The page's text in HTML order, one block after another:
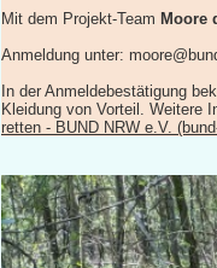
Mit dem Projekt-Team Moore
Anmeldung unter:
In der Anmeldebestätigung
Kleidung von Vorteil. Weitere
retten - BUND NRW e.V.